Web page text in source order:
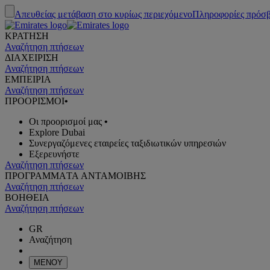
Απευθείας μετάβαση στο κυρίως περιεχόμενοΠληροφορίες
ΚΡΑΤΗΣΗ
Αναζήτηση πτήσεων
ΔΙΑΧΕΙΡΙΣΗ
Αναζήτηση πτήσεων
ΕΜΠΕΙΡΙΑ
Αναζήτηση πτήσεων
ΠΡΟΟΡΙΣΜΟΙ•
Οι προορισμοί μας •
Explore Dubai
Συνεργαζόμενες εταιρείες ταξιδιωτικών υπηρεσιών
Εξερευνήστε
Αναζήτηση πτήσεων
ΠΡΟΓΡΑΜΜΑTA ΑΝΤΑΜΟΙΒΗΣ
Αναζήτηση πτήσεων
ΒΟΗΘΕΙΑ
Αναζήτηση πτήσεων
GR
Αναζήτηση
ΜΕΝΟΥ